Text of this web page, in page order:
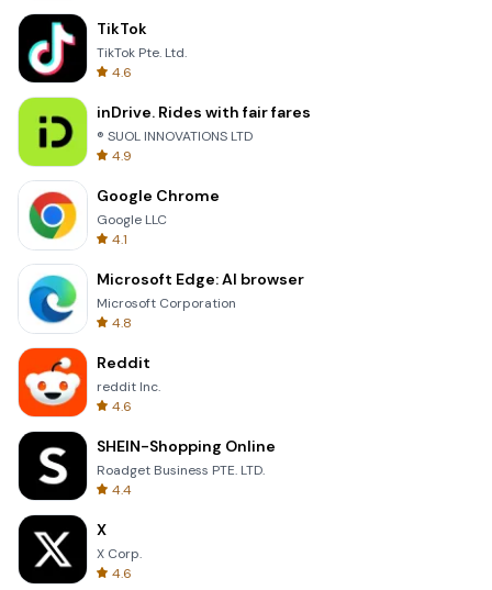
TikTok
TikTok Pte. Ltd.
4.6
inDrive. Rides with fair fares
® SUOL INNOVATIONS LTD
4.9
Google Chrome
Google LLC
4.1
Microsoft Edge: AI browser
Microsoft Corporation
4.8
Reddit
reddit Inc.
4.6
SHEIN-Shopping Online
Roadget Business PTE. LTD.
4.4
X
X Corp.
4.6